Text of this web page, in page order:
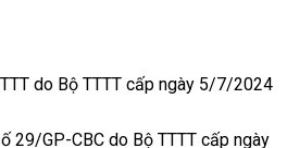
do Bộ TTTT cấp ngày 5/7/2024
29/GP-CBC do Bộ TTTT cấp ngày